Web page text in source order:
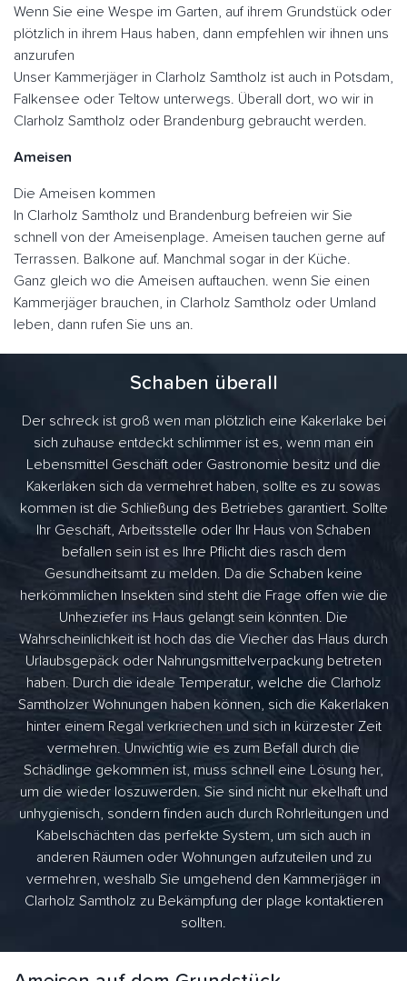
Wenn Sie eine Wespe im Garten, auf ihrem Grundstück oder
plötzlich in ihrem Haus haben, dann empfehlen wir ihnen uns
anzurufen
Unser Kammerjäger in Clarholz Samtholz ist auch in Potsdam,
Falkensee oder Teltow unterwegs. Überall dort, wo wir in
Clarholz Samtholz oder Brandenburg gebraucht werden.
Ameisen
Die Ameisen kommen
In Clarholz Samtholz und Brandenburg befreien wir Sie
schnell von der Ameisenplage. Ameisen tauchen gerne auf
Terrassen. Balkone auf. Manchmal sogar in der Küche.
Ganz gleich wo die Ameisen auftauchen. wenn Sie einen
Kammerjäger brauchen, in Clarholz Samtholz oder Umland
leben, dann rufen Sie uns an.
Schaben überall
Der schreck ist groß wen man plötzlich eine Kakerlake bei
sich zuhause entdeckt schlimmer ist es, wenn man ein
Lebensmittel Geschäft oder Gastronomie besitz und die
Kakerlaken sich da vermehret haben, sollte es zu sowas
kommen ist die Schließung des Betriebes garantiert. Sollte
Ihr Geschäft, Arbeitsstelle oder Ihr Haus von Schaben
befallen sein ist es Ihre Pflicht dies rasch dem
Gesundheitsamt zu melden. Da die Schaben keine
herkömmlichen Insekten sind steht die Frage offen wie die
Unheziefer ins Haus gelangt sein könnten. Die
Wahrscheinlichkeit ist hoch das die Viecher das Haus durch
Urlaubsgepäck oder Nahrungsmittelverpackung betreten
haben. Durch die ideale Temperatur, welche die Clarholz
Samtholzer Wohnungen haben können, sich die Kakerlaken
hinter einem Regal verkriechen und sich in kürzester Zeit
vermehren. Unwichtig wie es zum Befall durch die
Schädlinge gekommen ist, muss schnell eine Lösung her,
um die wieder loszuwerden. Sie sind nicht nur ekelhaft und
unhygienisch, sondern finden auch durch Rohrleitungen und
Kabelschächten das perfekte System, um sich auch in
anderen Räumen oder Wohnungen aufzuteilen und zu
vermehren, weshalb Sie umgehend den Kammerjäger in
Clarholz Samtholz zu Bekämpfung der plage kontaktieren
sollten.